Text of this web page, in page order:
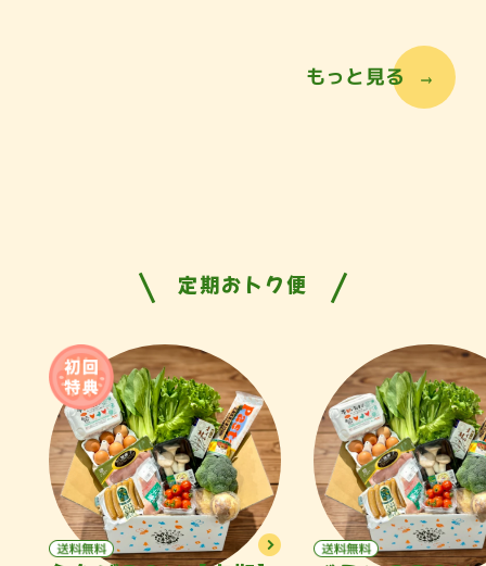
もっと見る
定期おトク便